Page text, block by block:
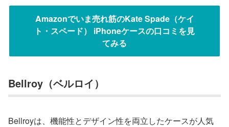
Amazonでいま売れ筋のKate Spade（ケイ
ト・スペード） iPhoneケースの口コミを見
てみる
Bellroy（ベルロイ）
Bellroyは、機能性とデザイン性を両立したケースが人気